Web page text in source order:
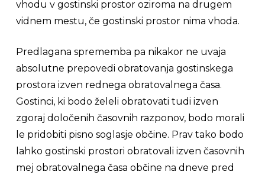
vhodu v gostinski prostor oziroma na drugem
vidnem mestu, če gostinski prostor nima vhoda.
Predlagana sprememba pa nikakor ne uvaja
absolutne prepovedi obratovanja gostinskega
prostora izven rednega obratovalnega časa.
Gostinci, ki bodo želeli obratovati tudi izven
zgoraj določenih časovnih razponov, bodo morali
le pridobiti pisno soglasje občine. Prav tako bodo
lahko gostinski prostori obratovali izven časovnih
mej obratovalnega časa občine na dneve pred